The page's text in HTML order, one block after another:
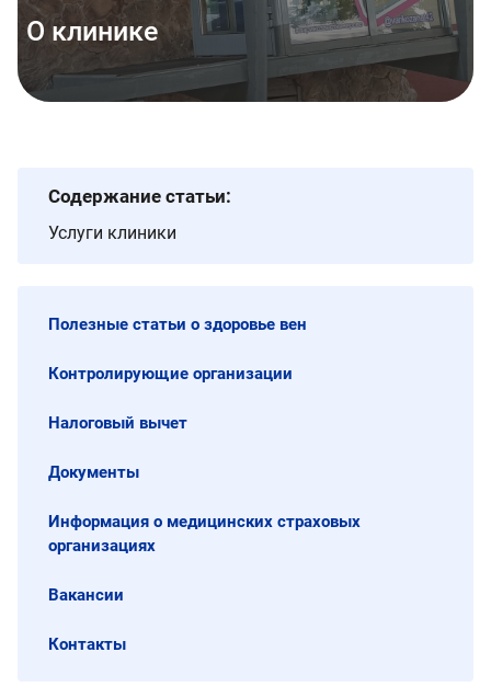
О клинике
Содержание статьи:
Услуги клиники
Полезные статьи о здоровье вен
Контролирующие организации
Налоговый вычет
Документы
Информация о медицинских страховых
организациях
Вакансии
Контакты